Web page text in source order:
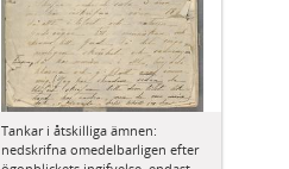
Tankar i åtskilliga ämnen:
nedskrifna omedelbarligen efter